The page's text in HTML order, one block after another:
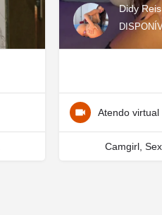
Didy Reis
Atendo virtual
Camgirl,